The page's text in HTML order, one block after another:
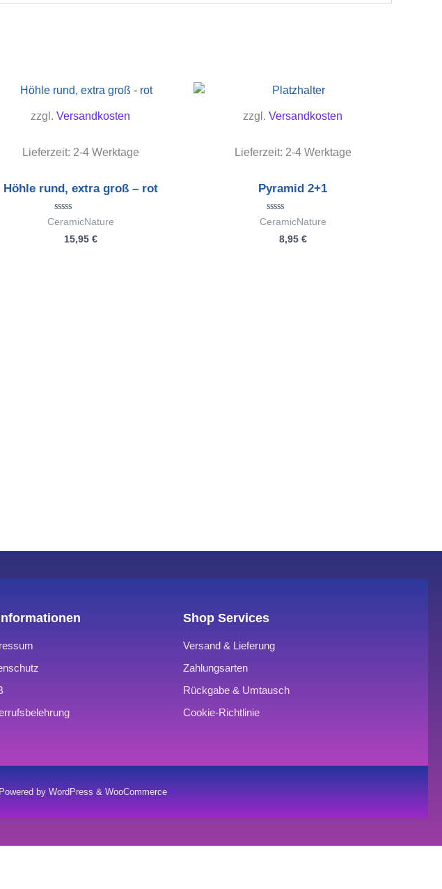
zzgl. Versandkosten
Lieferzeit: 2-4 Werktage
Höhle rund, extra groß – rot
Bewertet
CeramicNature
15,95 €
zzgl. Versandkosten
Lieferzeit: 2-4 Werktage
Pyramid 2+1
Bewertet
CeramicNature
8,95 €
Shop Services
Versand & Lieferung
Zahlungsarten
Rückgabe & Umtausch
Cookie-Richtlinie
by WordPress & WooCommerce